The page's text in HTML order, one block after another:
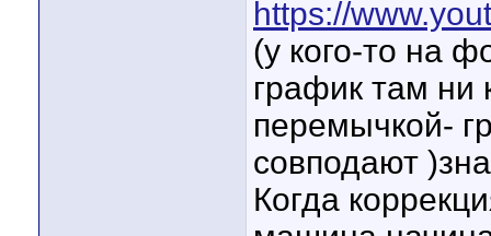
https://
(у кого-то на
график там ни
перемычкой-
совподают
Когда